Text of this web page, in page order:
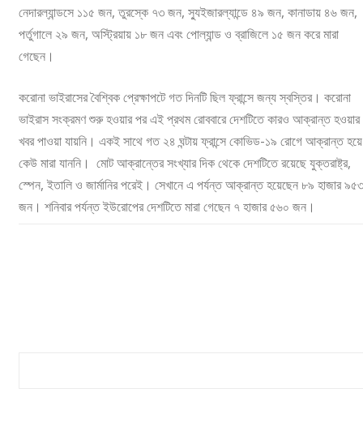
নেদারল্যান্ডসে ১১৫ জন, তুরস্কে ৭৩ জন, স্যুইজারল্যান্ডে ৪৯ জন, কানাডায় ৪৬ জন,
পর্তুগালে ২৯ জন, অস্ট্রিয়ায় ১৮ জন এবং পোল্যান্ড ও ব্রাজিলে ১৫ জন করে মারা
গেছেন।
করোনা ভাইরাসের বৈশ্বিক প্রেক্ষাপটে গত দিনটি ছিল ফ্রান্সে জন্য স্বস্তির। করোনা
ভাইরাস সংক্রমণ শুরু হওয়ার পর এই প্রথম রোববারে দেশটিতে কারও আক্রান্ত হওয়ার
খবর পাওয়া যায়নি। একই সাথে গত ২৪ ঘন্টায় ফ্রান্সে কোভিড-১৯ রোগে আক্রান্ত হয়ে
কেউ মারা যাননি। মোট আক্রান্তের সংখ্যার দিক থেকে দেশটিতে রয়েছে যুক্তরাষ্ট্র,
স্পেন, ইতালি ও জার্মানির পরেই। সেখানে এ পর্যন্ত আক্রান্ত হয়েছেন ৮৯ হাজার ৯৫৩
জন। শনিবার পর্যন্ত ইউরোপের দেশটিতে মারা গেছেন ৭ হাজার ৫৬০ জন।